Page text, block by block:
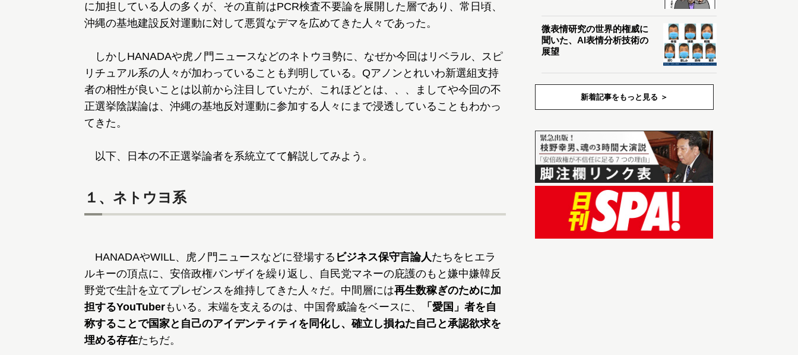
に加担している人の多くが、その直前はPCR検査不要論を展開した層であり、常日頃、
沖縄の基地建設反対運動に対して悪質なデマを広めてきた人々であった。
しかしHANADAや虎ノ門ニュースなどのネトウヨ勢に、なぜか今回はリベラル、スピ
リチュアル系の人々が加わっていることも判明している。Qアノンとれいわ新選組支持
者の相性が良いことは以前から注目していたが、これほどとは、、、ましてや今回の不
正選挙陰謀論は、沖縄の基地反対運動に参加する人々にまで浸透していることもわかっ
てきた。
以下、日本の不正選挙論者を系統立てて解説してみよう。
１、ネトウヨ系
HANADAやWILL、虎ノ門ニュースなどに登場する ビジネス保守言論人たちをヒエラ
ルキーの頂点に、安倍政権バンザイを繰り返し、自民党マネーの庇護のもと嫌中嫌韓反
野党で生計を立てプレゼンスを維持してきた人々だ。中間層には再生数稼ぎのために加
担するYouTuberもいる。末端を支えるのは、中国脅威論をベースに、
「愛国」者を自
称することで国家と自己のアイデンティティを同化し、確立し損ねた自己と承認欲求を
埋める存在たちだ。
微表情研究の世界的権威に
聞いた、AI表情分析技術の
展望
新着記事をもっと見る